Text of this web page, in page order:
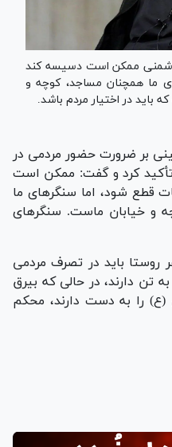
ممکن است دسیسه کند
ما همچنان مساجد، کوچه و
باید در اختیار مردم باشد.
بر ضرورت حضور مردمی در
تأکید کرد و گفت: ممکن است
قطع شود، اما سنگر‌های ما
و خیابان ماست. سنگر‌های
روستا باید در تصرف مردمی
تن دارند، در حالی که بیرق
(ع) را به دست دارند، محکم